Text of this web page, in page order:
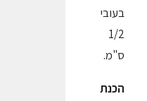
בעובי
1/2
ס"מ.
הכנת